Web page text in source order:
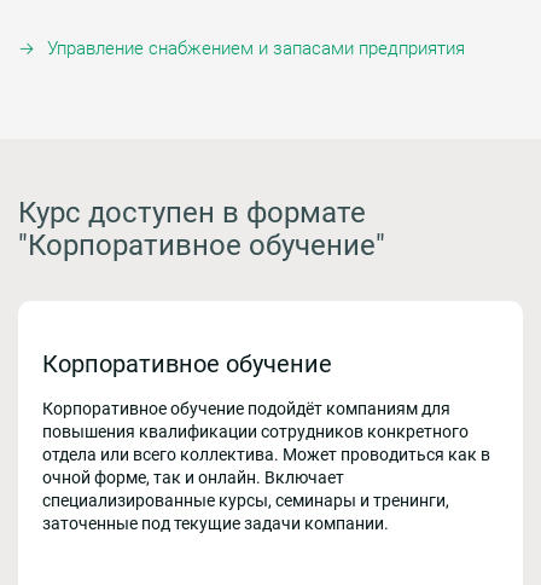
Управление снабжением и запасами предприятия
Курс доступен в формате
"Корпоративное обучение"
Корпоративное обучение
Корпоративное обучение подойдёт компаниям для
повышения квалификации сотрудников конкретного
отдела или всего коллектива. Может проводиться как в
очной форме, так и онлайн. Включает
специализированные курсы, семинары и тренинги,
заточенные под текущие задачи компании.